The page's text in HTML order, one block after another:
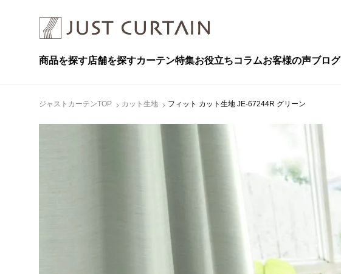
商品を探す店舗を探すカーテン特集お役立ちコラムお客様の声ブログ
ジャストカーテンTOP カット生地 フィット カット生地 JE-67244R グリーン